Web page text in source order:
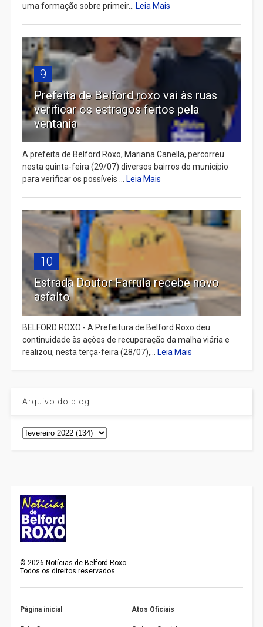
uma formação sobre primeir...
Leia Mais
9
Prefeita de Belford roxo vai às ruas
verificar os estragos feitos pela
ventania
A prefeita de Belford Roxo, Mariana Canella, percorreu
nesta quinta-feira (29/07) diversos bairros do município
para verificar os possíveis ...
Leia Mais
10
Estrada Doutor Farrula recebe novo
asfalto
BELFORD ROXO - A Prefeitura de Belford Roxo deu
continuidade às ações de recuperação da malha viária e
realizou, nesta terça-feira (28/07),...
Leia Mais
Arquivo do blog
©2026 Notícias de Belford Roxo
Todos os direitos reservados.
Página inicial Atos Oficiais